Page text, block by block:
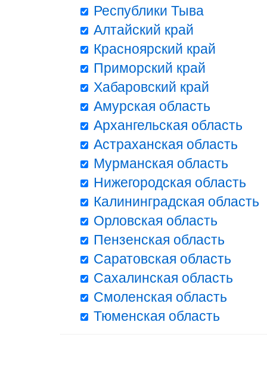
Республики Тыва
Алтайский край
Красноярский край
Приморский край
Хабаровский край
Амурская область
Архангельская область
Астраханская область
Мурманская область
Нижегородская область
Калининградская область
Орловская область
Пензенская область
Саратовская область
Сахалинская область
Смоленская область
Тюменская область